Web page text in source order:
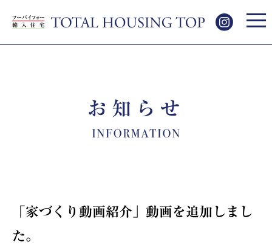
お知らせ
「家づくり動画紹介」動画を追加しまし
た。